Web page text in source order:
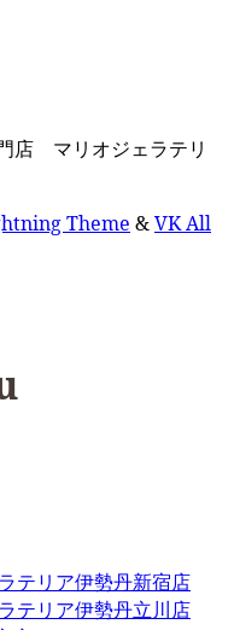
店 マリオジェラテリ
Theme &VK All
テリア伊勢丹新宿店
テリア伊勢丹立川店